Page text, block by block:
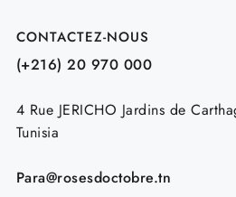
CONTACTEZ-NOUS
(+216) 20 970 000
4 Rue JERICHO Jardins de
Tunisia
Para@rosesdoctobre.tn